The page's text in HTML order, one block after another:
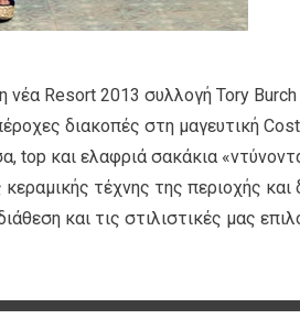
Resort 2013 συλλογή Tory Burch
διακοπές στη μαγευτική
top και ελαφριά σακάκια
τέχνης της περιοχής και
και τις στιλιστικές μας